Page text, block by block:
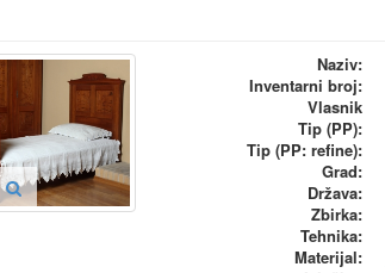
Naziv:
Inventarni broj:
Vlasnik
Tip (PP):
Tip (PP: refine):
Grad:
Država:
Zbirka:
Tehnika:
Materijal: